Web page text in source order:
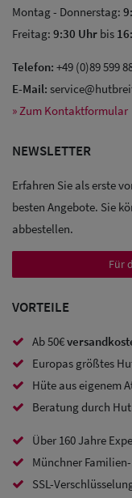
Sale: Caps
Sale:
Baseball
Caps
Caps
Sale:
Trucker
Caps
Sale: Caps
mit
Ohrenschutz
Montag - Donnerstag:
Freitag: 9:30 Uhr bis
Telefon: +49 (0)89 599
E-Mail:
» Zum Kontaktformular
NEWSLETTER
Erfahren Sie als erste
besten Angebote. Sie
abbestellen.
Für
VORTEILE
Ab 50€
Europas größtes
Hüte aus eigenem
Beratung durch
Über 160 Jahre
Münchner
SSL-